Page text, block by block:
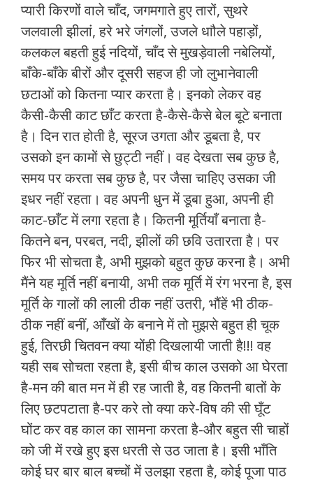
प्यारी किरणों वाले चाँद, जगमगाते हुए तारों, सुथरे
जलवाली झीलां, हरे भरे जंगलों, उजले धाौले पहाड़ों,
कलकल बहती हुई नदियों, चाँद से मुखड़ेवाली नबेलियों,
बाँके-बाँके बीरों और दूसरी सहज ही जो लुभानेवाली
छटाओं को कितना प्यार करता है। इनको लेकर वह
कैसी-कैसी काट छाँट करता है-कैसे-कैसे बेल बूटे बनाता
है। दिन रात होती है, सूरज उगता और डूबता है, पर
उसको इन कामों से छुट्टी नहीं। वह देखता सब कुछ है,
समय पर करता सब कुछ है, पर जैसा चाहिए उसका जी
इधर नहीं रहता। वह अपनी धुन में डूबा हुआ, अपनी ही
काट-छाँट में लगा रहता है। कितनी मूर्तियाँ बनाता है-
कितने बन, परबत, नदी, झीलों की छवि उतारता है। पर
फिर भी सोचता है, अभी मुझको बहुत कुछ करना है। अभी
मैंने यह मूर्ति नहीं बनायी, अभी तक मूर्ति में रंग भरना है, इस
मूर्ति के गालों की लाली ठीक नहीं उतरी, भौंहें भी ठीक-
ठीक नहीं बनीं, आँखों के बनाने में तो मुझसे बहुत ही चूक
हुई, तिरछी चितवन क्या योंही दिखलायी जाती है!!! वह
यही सब सोचता रहता है, इसी बीच काल उसको आ घेरता
है-मन की बात मन में ही रह जाती है, वह कितनी बातों के
लिए छटपटाता है-पर करे तो क्या करे-विष की सी घूँट
घोंट कर वह काल का सामना करता है-और बहुत सी चाहों
को जी में रखे हुए इस धरती से उठ जाता है। इसी भाँति
कोई घर बार बाल बच्चों में उलझा रहता है, कोई पूजा पाठ